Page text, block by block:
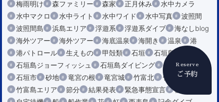
Reserve
ご予約
梅雨明け
森ファミリー 森家 正月休み
水中カメラ
水中マクロ
水中ライト 水中ワイド 水中写真
波照間
波照間島
浜島エリア 浮遊系 浮遊系ダイブ
海なしblog
海外ツアー
海外ツアー 海底温泉 海開き 温泉
港
港パトロール
生えもの 甲殻類 石垣
石垣島
石垣島ジョーフィッシュ
石垣島ダイビング
石垣島マラソン
石垣市
砂地 竜宮の根 竜宮城 竹富北
竹富南
竹富島エリア
節分 結果発表 緊急事態宣言
群れ